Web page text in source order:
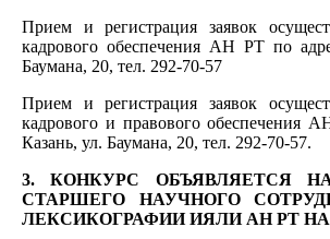
Прием и регистрация заявок
кадрового обеспечения АН РТ по
Баумана, 20, тел. 292-70-57
Прием и регистрация заявок
кадрового и правового обеспечения
Казань, ул. Баумана, 20, тел. 292-70-57.
3. КОНКУРС ОБЪЯВЛЯЕТСЯ
СТАРШЕГО НАУЧНОГО
ЛЕКСИКОГРАФИИ ИЯЛИ АН РТ